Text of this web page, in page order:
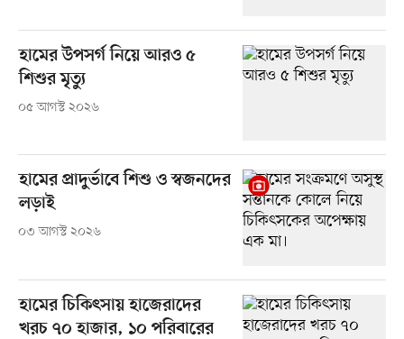
হামের উপসর্গ নিয়ে আরও ৫
শিশুর মৃত্যু
০৫ আগস্ট ২০২৬
হামের প্রাদুর্ভাবে শিশু ও স্বজনদের
লড়াই
০৩ আগস্ট ২০২৬
হামের চিকিৎসায় হাজেরাদের
খরচ ৭০ হাজার, ১০ পরিবারের